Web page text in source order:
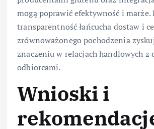
mogą poprawić efektywność i marże.
transparentność łańcucha dostaw i
zrównoważonego pochodzenia
znaczeniu w relacjach handlowych z
odbiorcami.
Wnioski i